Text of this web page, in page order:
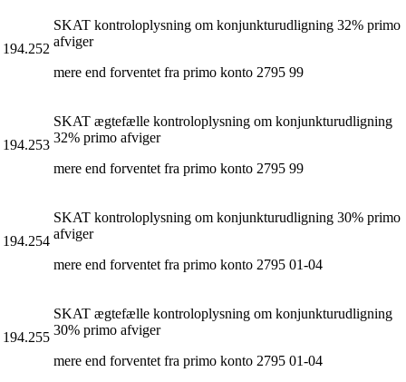
194.252
SKAT kontroloplysning om konjunkturudligning 32% primo
afviger
mere end forventet fra primo konto 2795 99
194.253
SKAT ægtefælle kontroloplysning om konjunkturudligning
32% primo afviger
mere end forventet fra primo konto 2795 99
194.254
SKAT kontroloplysning om konjunkturudligning 30% primo
afviger
mere end forventet fra primo konto 2795 01-04
194.255
SKAT ægtefælle kontroloplysning om konjunkturudligning
30% primo afviger
mere end forventet fra primo konto 2795 01-04